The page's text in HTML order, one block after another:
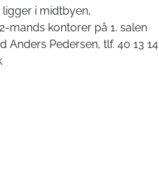
i midtbyen,
mands kontorer på 1. salen
Anders Pedersen, tlf. 40 13 14